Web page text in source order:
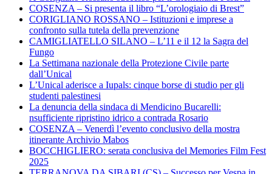
COSENZA – Si presenta il libro “L’orologiaio di Brest”
CORIGLIANO ROSSANO – Istituzioni e imprese a
confronto sulla tutela della prevenzione
CAMIGLIATELLO SILANO – L’11 e il 12 la Sagra del
Fungo
La Settimana nazionale della Protezione Civile parte
dall’Unical
L’Unical aderisce a Iupals: cinque borse di studio per gli
studenti palestinesi
La denuncia della sindaca di Mendicino Bucarelli:
nsufficiente ripristino idrico a contrada Rosario
COSENZA – Venerdì l’evento conclusivo della mostra
itinerante Archivio Mabos
BOCCHIGLIERO: serata conclusiva del Memories Film Fest
2025